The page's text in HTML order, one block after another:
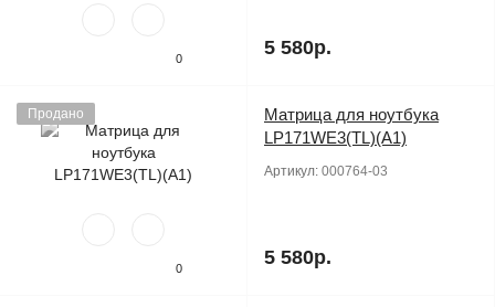
0 5 580р.
Продано
0
Матрица для ноутбука
LP171WE3(TL)(A1)
Артикул: 000764-03
5 580р.